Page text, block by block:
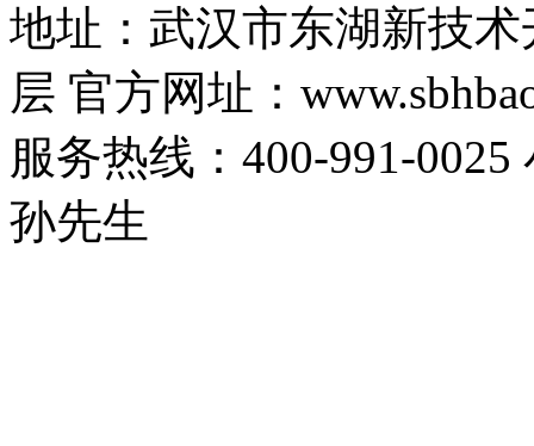
地址：武汉市东湖新技
层 官方网址：
服务热线：400-991-
孙先生